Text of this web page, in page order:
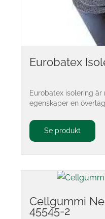
Eurobatex
Eurobatex isolering är
egenskaper en
Se produkt
Cellgummi
45545-2